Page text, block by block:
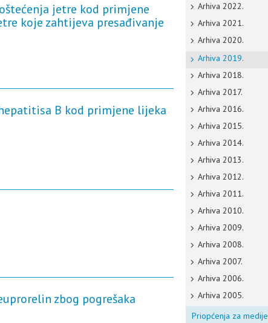
jetre kod primjene
koje zahtijeva presađivanje
B kod primjene lijeka
zbog pogrešaka
Arhiva 2022.
Arhiva 2021.
Arhiva 2020.
Arhiva 2019.
Arhiva 2018.
Arhiva 2017.
Arhiva 2016.
Arhiva 2015.
Arhiva 2014.
Arhiva 2013.
Arhiva 2012.
Arhiva 2011.
Arhiva 2010.
Arhiva 2009.
Arhiva 2008.
Arhiva 2007.
Arhiva 2006.
Arhiva 2005.
Priopćenja za medije